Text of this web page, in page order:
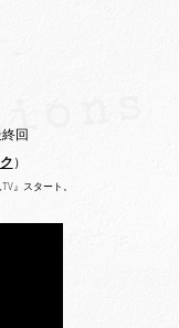
回
）
』スタート。